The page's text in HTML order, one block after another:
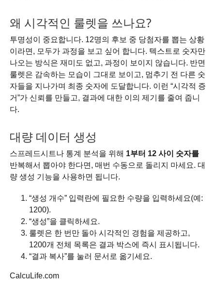
왜 시각적인 룰렛을 쓰나요?
투명성이 중요합니다. 12명의 후보 중 당첨자를 뽑는 상황
이라면, 모두가 과정을 보고 싶어 합니다. 텍스트로 숫자만
나오는 방식은 재미도 없고, 과정이 보이지 않습니다. 반면
룰렛은 감속하는 모습이 그대로 보이고, 멈추기 전 다른 숫
자들을 지나가며 최종 숫자에 도달합니다. 이런 “시각적 증
거”가 신뢰를 만들고, 결과에 대한 이의 제기를 줄여 줍니
다.
대량 데이터 생성
스프레드시트나 통계 분석을 위해 1부터 12 사이 숫자를
반복해서 뽑아야 한다면, 매번 수동으로 돌리지 마세요. 대
량 생성 기능을 사용하면 됩니다.
“생성 개수” 입력란에 필요한 수량을 입력하세요(예:
1200).
“생성”을 클릭하세요.
룰렛은 한 번만 돌아 시각적인 경험을 제공하고,
1200개 전체 목록은 결과 박스에 즉시 표시됩니다.
“결과 복사”를 눌러 문서로 옮기세요.
CalcuLife.com